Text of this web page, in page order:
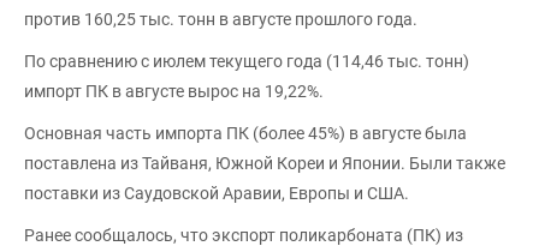
против 160,25 тыс. тонн в августе прошлого года.
По сравнению с июлем текущего года (114,46 тыс. тонн)
импорт ПК в августе вырос на 19,22%.
Основная часть импорта ПК (более 45%) в августе была
поставлена из Тайваня, Южной Кореи и Японии. Были также
поставки из Саудовской Аравии, Европы и США.
Ранее сообщалось, что экспорт поликарбоната (ПК) из